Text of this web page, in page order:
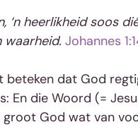
‘n heerlikheid soos
waarheid. Johannes
dat God
En die Woord (=
God wat van